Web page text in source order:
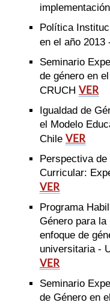
Política
en el año
Seminario
de género en
CRUCHVER
Igualdad de
el Modelo
ChileVER
Perspectiva
Curricular:
VER
Programa
Género para la
enfoque de
universitaria -
VER
Seminario
de Género en